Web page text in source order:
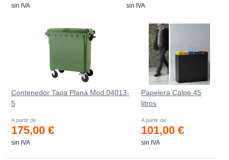
sin IVA sin IVA
Contenedor Tapa Plana Mod.04013-
5
A partir de
175,00 €
sin IVA
Papelera Calpe 45
litros
A partir de
101,00 €
sin IVA